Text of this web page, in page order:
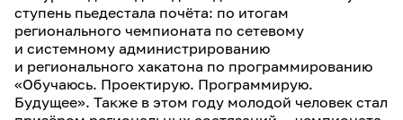
ступень пьедестала почёта: по итогам
регионального чемпионата по сетевому
и системному администрированию
и регионального хакатона по программированию
«Обучаюсь. Проектирую. Программирую.
Будущее». Также в этом году молодой человек стал